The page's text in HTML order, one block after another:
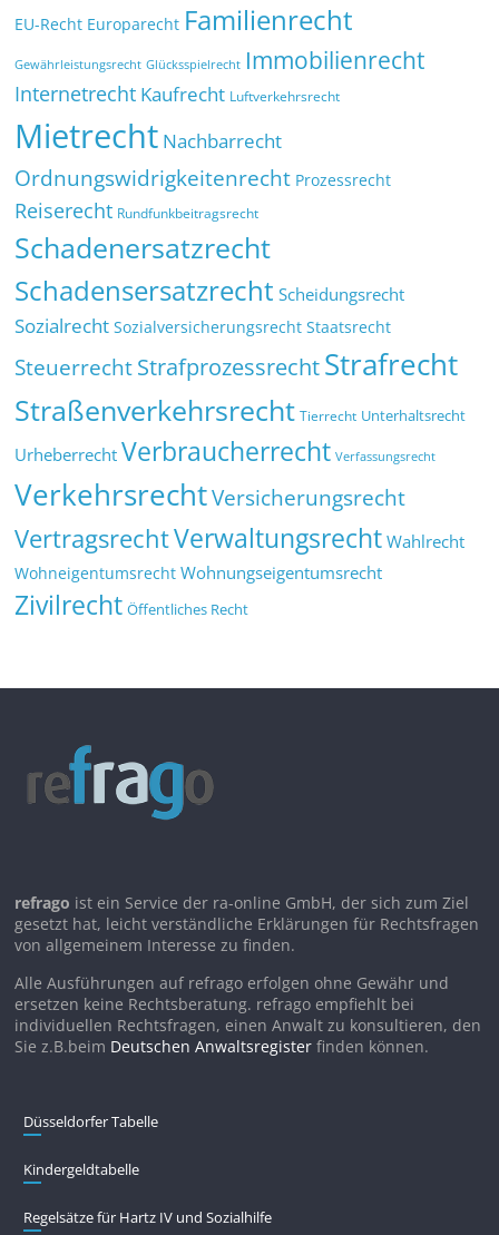
EU-Recht Europarecht Familienrecht
Gewährleistungsrecht Glücksspielrecht Immobilienrecht
Internetrecht Kaufrecht Luftverkehrsrecht
Mietrecht Nachbarrecht
Ordnungswidrigkeitenrecht Prozessrecht
Reiserecht Rundfunkbeitragsrecht
Schadenersatzrecht
Schadensersatzrecht Scheidungsrecht
Sozialrecht Sozialversicherungsrecht Staatsrecht
SteuerrechtStrafprozessrechtStrafrecht
Straßenverkehrsrecht Tierrecht Unterhaltsrecht
Urheberrecht Verbraucherrecht Verfassungsrecht
VerkehrsrechtVersicherungsrecht
VertragsrechtVerwaltungsrecht Wahlrecht
Wohneigentumsrecht Wohnungseigentumsrecht
Zivilrecht Öffentliches Recht
refrago ist ein Service der ra-online GmbH, der sich zum Ziel
gesetzt hat, leicht verständliche Erklärungen für Rechtsfragen
von allgemeinem Interesse zu finden.
Alle Ausführungen auf refrago erfolgen ohne Gewähr und
ersetzen keine Rechtsberatung. refrago empfiehlt bei
individuellen Rechtsfragen, einen Anwalt zu konsultieren, den
Sie z.B.beim Deutschen Anwaltsregister finden können.
Düsseldorfer Tabelle
Kindergeldtabelle
Regelsätze für Hartz IV und Sozialhilfe